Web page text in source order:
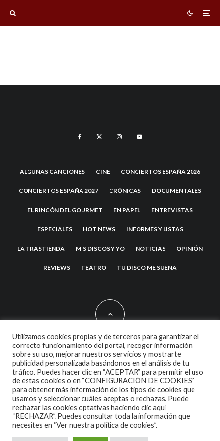
ALGUNAS CANCIONES CINE CONCIERTOS ESPAÑA 2026
CONCIERTOS ESPAÑA 2027 CRÓNICAS DOCUMENTALES
EL RINCÓN DEL GOURMET EN PAPEL ENTREVISTAS
ESPECIALES HOT NEWS INFORMES Y LISTAS
LA TRASTIENDA MIS DISCOS Y YO NOTICIAS OPINIÓN
REVIEWS TEATRO TU DISCO ME SUENA
2007 COPYRIGHT -CODETIPITHEME
Utilizamos cookies propias y de terceros para garantizar el
correcto funcionamiento del portal, recoger información
sobre su uso, mejorar nuestros servicios y mostrarte
publicidad personalizada basándonos en el análisis de tu
tráfico. Puedes hacer clic en “ACEPTAR” para permitir el uso
de estas cookies o en “CONFIGURACIÓN DE COOKIES”
para obtener más información de los tipos de cookies que
usamos y seleccionar cuáles aceptas o rechazas. Puede
rechazar las cookies optativas haciendo clic aquí
“RECHAZAR”. Puedes consultar toda la información que
necesites en “Ver nuestra política de cookies”.